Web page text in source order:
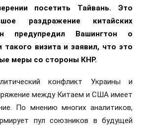
посетить Тайвань. Это
раздражение китайских
предупредил Вашингтон о
такого визита и заявил, что это
меры со стороны КНР.
конфликт Украины и
между Китаем и США имеет
По мнению многих аналитиков,
пул союзников в будущей